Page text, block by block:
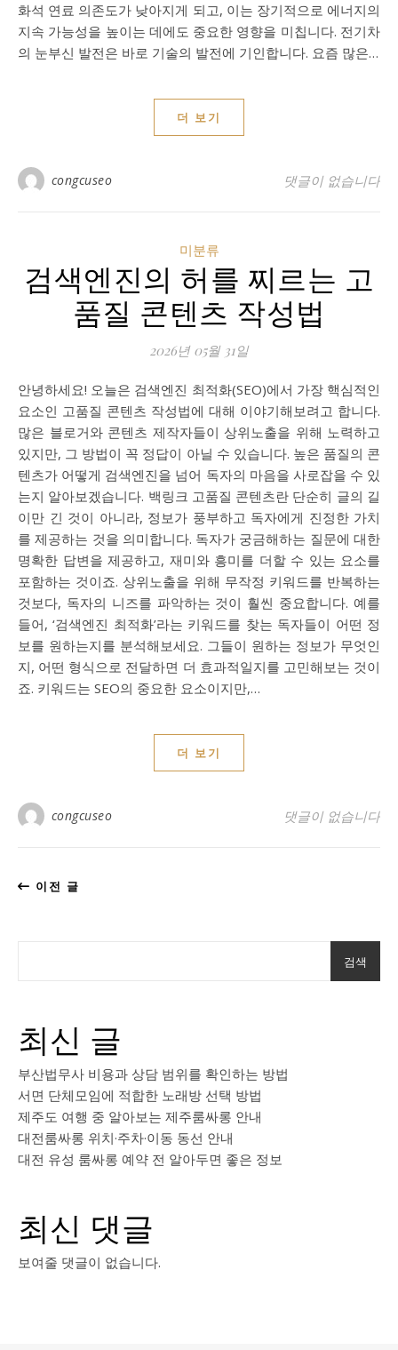
화석 연료 의존도가 낮아지게 되고, 이는 장기적으로 에너지의
지속 가능성을 높이는 데에도 중요한 영향을 미칩니다. 전기차
의 눈부신 발전은 바로 기술의 발전에 기인합니다. 요즘 많은…
더 보기
congcuseo 댓글이 없습니다
미분류
검색엔진의 허를 찌르는 고
품질 콘텐츠 작성법
2026년 05월 31일
안녕하세요! 오늘은 검색엔진 최적화(SEO)에서 가장 핵심적인
요소인 고품질 콘텐츠 작성법에 대해 이야기해보려고 합니다.
많은 블로거와 콘텐츠 제작자들이 상위노출을 위해 노력하고
있지만, 그 방법이 꼭 정답이 아닐 수 있습니다. 높은 품질의 콘
텐츠가 어떻게 검색엔진을 넘어 독자의 마음을 사로잡을 수 있
는지 알아보겠습니다. 백링크 고품질 콘텐츠란 단순히 글의 길
이만 긴 것이 아니라, 정보가 풍부하고 독자에게 진정한 가치
를 제공하는 것을 의미합니다. 독자가 궁금해하는 질문에 대한
명확한 답변을 제공하고, 재미와 흥미를 더할 수 있는 요소를
포함하는 것이죠. 상위노출을 위해 무작정 키워드를 반복하는
것보다, 독자의 니즈를 파악하는 것이 훨씬 중요합니다. 예를
들어, ‘검색엔진 최적화’라는 키워드를 찾는 독자들이 어떤 정
보를 원하는지를 분석해보세요. 그들이 원하는 정보가 무엇인
지, 어떤 형식으로 전달하면 더 효과적일지를 고민해보는 것이
죠. 키워드는 SEO의 중요한 요소이지만,…
더 보기
congcuseo 댓글이 없습니다
이전 글
검색
최신 글
부산법무사 비용과 상담 범위를 확인하는 방법
서면 단체모임에 적합한 노래방 선택 방법
제주도 여행 중 알아보는 제주룸싸롱 안내
대전룸싸롱 위치·주차·이동 동선 안내
대전 유성 룸싸롱 예약 전 알아두면 좋은 정보
최신 댓글
보여줄 댓글이 없습니다.